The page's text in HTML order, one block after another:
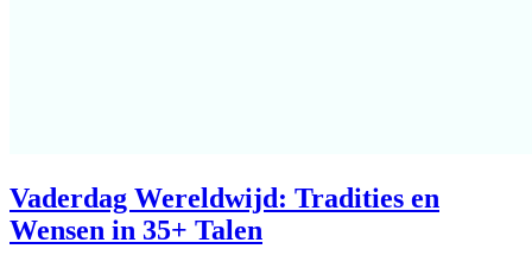
Vaderdag Wereldwijd: Tradities en
Wensen in 35+ Talen